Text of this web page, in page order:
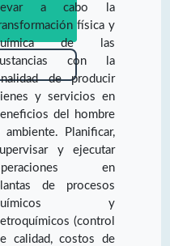
llevar a cabo la
física y
de las
con la
de producir
y servicios en
del hombre
ambiente. Planificar,
y ejecutar
en
de procesos
y
(control
calidad, costos de